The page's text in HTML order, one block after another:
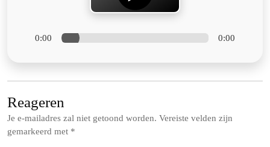
0:00 0:00
Reageren
Je e-mailadres zal niet getoond worden. Vereiste velden zijn
gemarkeerd met *